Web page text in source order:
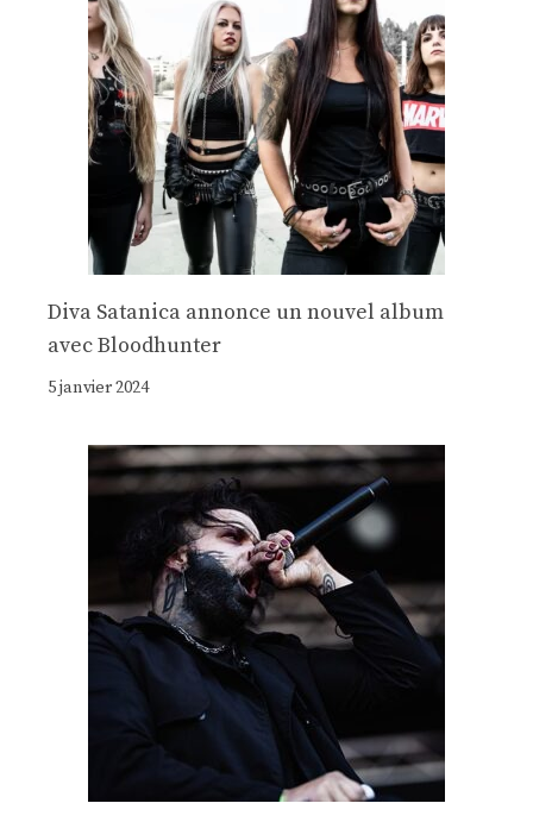
Diva Satanica annonce un nouvel album
avec Bloodhunter
5 janvier 2024